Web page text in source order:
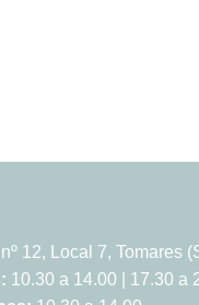
12, Local 7, Tomares
10.30 a 14.00 | 17.30 a